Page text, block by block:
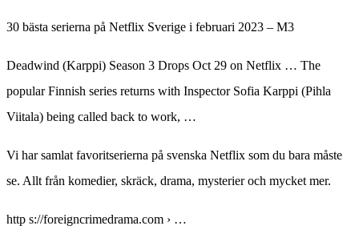
30 bästa serierna på Netflix Sverige i februari 2023 – M3
Deadwind (Karppi) Season 3 Drops Oct 29 on Netflix … The
popular Finnish series returns with Inspector Sofia Karppi (Pihla
Viitala) being called back to work, …
Vi har samlat favoritserierna på svenska Netflix som du bara måste
se. Allt från komedier, skräck, drama, mysterier och mycket mer.
http s://foreigncrimedrama.com › …